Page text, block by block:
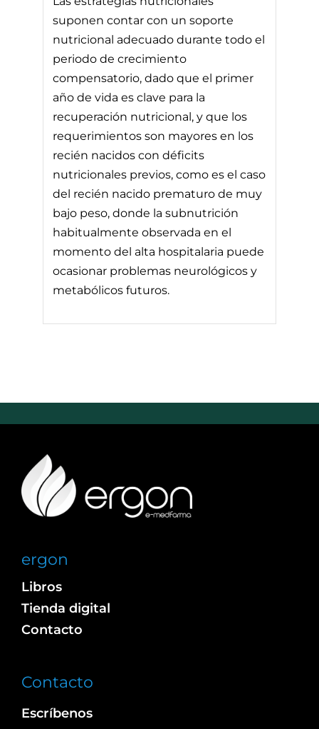
suponen contar con un soporte
nutricional adecuado durante todo el
periodo de crecimiento
compensatorio, dado que el primer
año de vida es clave para la
recuperación nutricional, y que los
requerimientos son mayores en los
recién nacidos con déficits
nutricionales previos, como es el caso
del recién nacido prematuro de muy
bajo peso, donde la subnutrición
habitualmente observada en el
momento del alta hospitalaria puede
ocasionar problemas neurológicos y
metabólicos futuros.
ergon
Libros
Tienda digital
Contacto
Contacto
Escríbenos